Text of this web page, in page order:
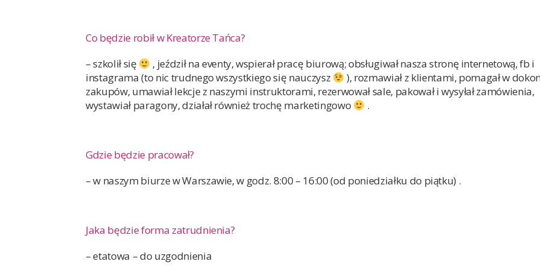
Co będzie robił w Kreatorze Tańca?
– szkolił się
, jeździł na eventy, wspierał pracę biurową; obsługiwał nasza stronę internetową, fb i
instagrama (to nic trudnego wszystkiego się nauczysz
), rozmawiał z klientami, pomagał w
zakupów, umawiał lekcje z naszymi instruktorami, rezerwował sale, pakował i wysyłał zamówienia,
wystawiał paragony, działał również trochę marketingowo
.
Gdzie będzie pracował?
– w naszym biurze w Warszawie, w godz. 8:00 – 16:00 (od poniedziałku do piątku) .
Jaka będzie forma zatrudnienia?
– etatowa – do uzgodnienia